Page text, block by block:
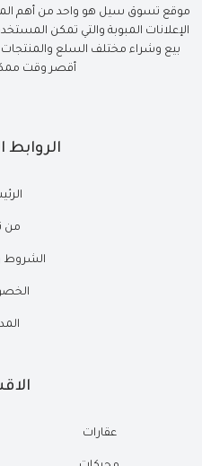
موقع تسوق سيل هو واحد من أهم
الإعلانات المبوبة والتي تمكن
بيع وشراء مختلف السلع والمنتجات
أقصر وقت
الروابط
من
الشروط
عقارات